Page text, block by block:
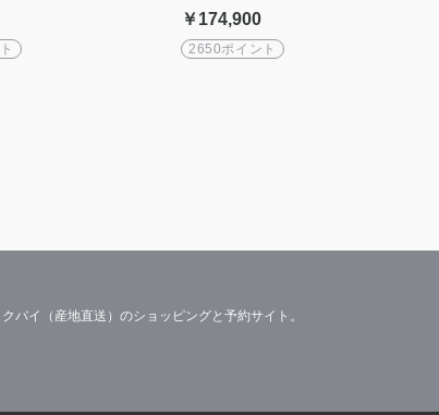
￥174,900
2650ポイント
バイ（産地直送）のショッピングと予約サイト。